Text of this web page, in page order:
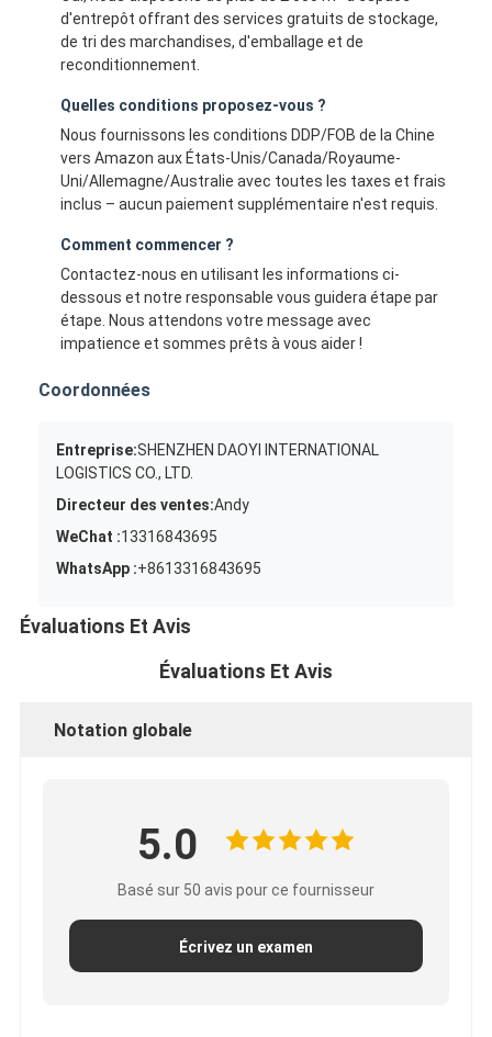
d'entrepôt offrant des services gratuits de stockage,
de tri des marchandises, d'emballage et de
reconditionnement.
Quelles conditions proposez-vous ?
Nous fournissons les conditions DDP/FOB de la Chine
vers Amazon aux États-Unis/Canada/Royaume-
Uni/Allemagne/Australie avec toutes les taxes et frais
inclus – aucun paiement supplémentaire n'est requis.
Comment commencer ?
Contactez-nous en utilisant les informations ci-
dessous et notre responsable vous guidera étape par
étape. Nous attendons votre message avec
impatience et sommes prêts à vous aider !
Coordonnées
Entreprise:SHENZHEN DAOYI INTERNATIONAL
LOGISTICS CO., LTD.
Directeur des ventes:Andy
WeChat :13316843695
WhatsApp :+8613316843695
Évaluations Et Avis
Évaluations Et Avis
Notation globale
5.0
Basé sur 50 avis pour ce fournisseur
Écrivez un examen